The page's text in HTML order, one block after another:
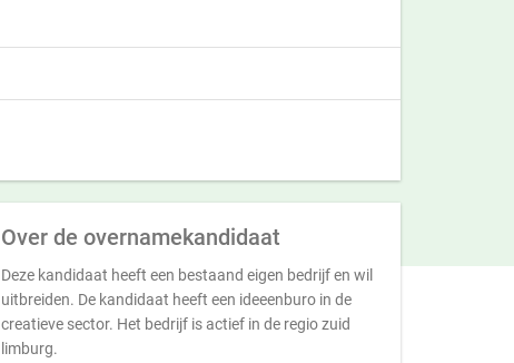
Over de overnamekandidaat
Deze kandidaat heeft een bestaand eigen bedrijf en wil
uitbreiden. De kandidaat heeft een ideeenburo in de
creatieve sector. Het bedrijf is actief in de regio zuid
limburg.